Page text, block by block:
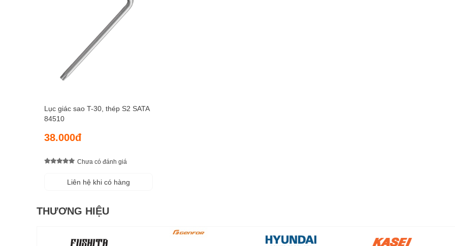
Lục giác sao T-30, thép S2 SATA
84510
38.000đ
Chưa có đánh giá
Liên hệ khi có hàng
THƯƠNG HIỆU